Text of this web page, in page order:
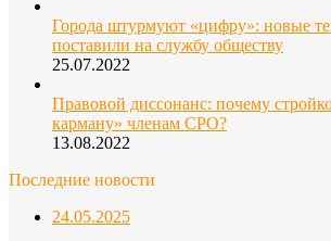
Города штурмуют «цифру»: новые
поставили на службу обществу
25.07.2022
Правовой диссонанс: почему
карману» членам СРО?
13.08.2022
Последние новости
24.05.2025